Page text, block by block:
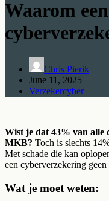
Waarom een
Chris Pierik
June 11, 2025
Verzekercyber
Wist je dat 43% van alle
MKB? Toch is slechts
Met schade die kan
een cyberverzekering
Wat je moet weten: